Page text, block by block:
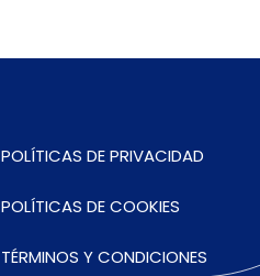
POLÍTICAS DE PRIVACIDAD
POLÍTICAS DE COOKIES
TÉRMINOS Y CONDICIONES